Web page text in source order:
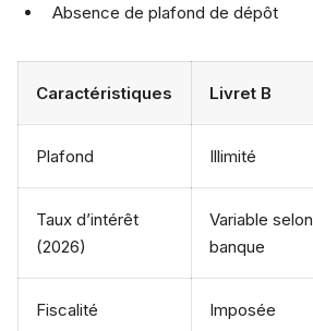
Absence de plafond de dépôt
Caractéristiques Livret B
Plafond Illimité
Taux d’intérêt
(2026)
Variable selon
banque
Fiscalité Imposée